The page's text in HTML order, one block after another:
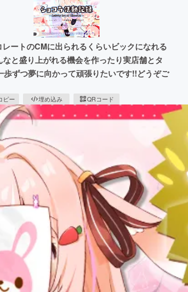
ートのCMに出られるくらいビックになれる
と盛り上がれる機会を作ったり実店舗とタ
ずつ夢に向かって頑張りたいです!!どうぞご
ピー 埋め込み QRコード